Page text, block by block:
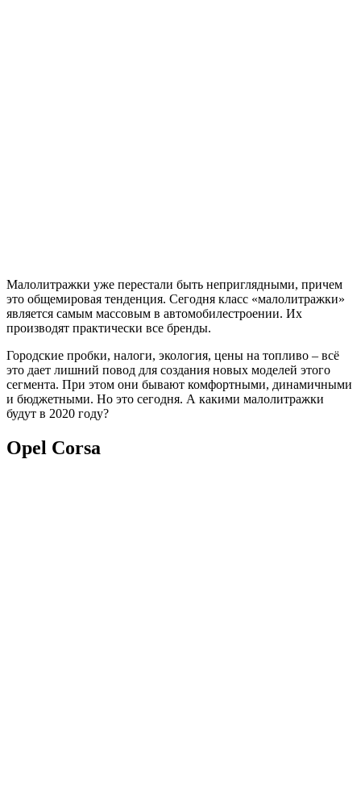
Малолитражки уже перестали быть неприглядными, причем
это общемировая тенденция. Сегодня класс «малолитражки»
является самым массовым в автомобилестроении. Их
производят практически все бренды.
Городские пробки, налоги, экология, цены на топливо – всё
это дает лишний повод для создания новых моделей этого
сегмента. При этом они бывают комфортными, динамичными
и бюджетными. Но это сегодня. А какими малолитражки
будут в 2020 году?
Opel Corsa